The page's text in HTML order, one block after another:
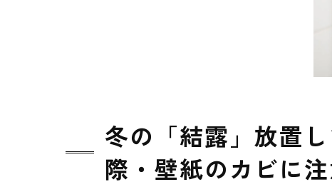
冬の「結露」放置
際・壁紙のカビに